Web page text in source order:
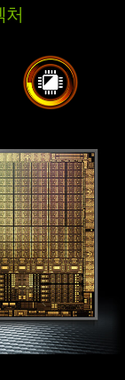
처